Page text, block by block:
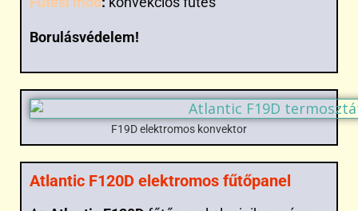
Borulásvédelem!
F19D elektromos konvektor
Atlantic F120D elektromos fűtőpanel